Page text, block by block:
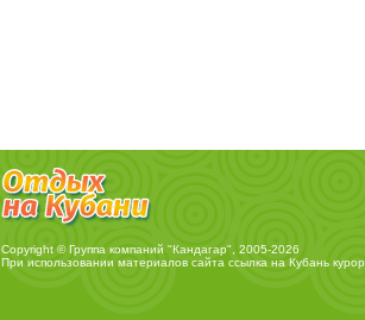
Copyright © Группа компаний "Кандагар", 2005-2026
При использовании материалов сайта ссылка на Кубань